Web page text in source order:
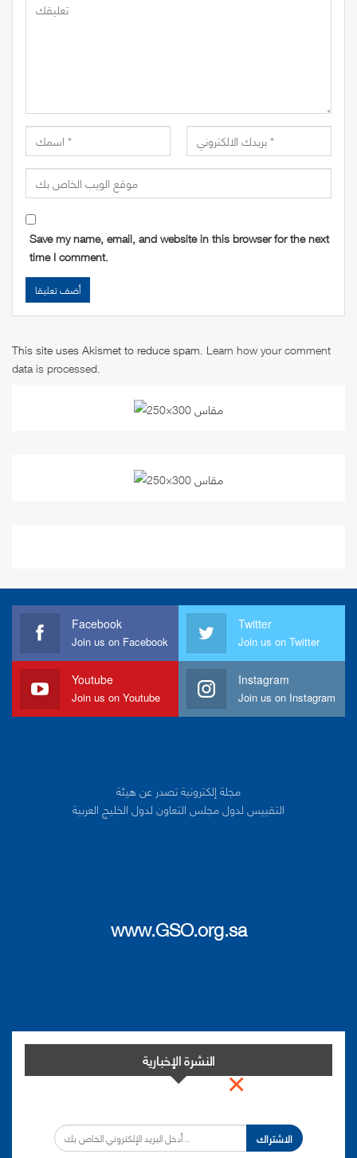
Save my name, email, and website in this browser for the next
time I comment.
This site uses Akismet to reduce spam. Learn how your comment
data is processed.
Facebook
Join us on Facebook
Twitter
Join us on Twitter
Youtube
Join us on Youtube
Instagram
Join us on Instagram
مجلة إلكترونية تصدر عن هيئة
التقييس لدول مجلس التعاون لدول الخليج العربية
www.GSO.org.sa
النشرة الإخبارية
الاشتراك
×